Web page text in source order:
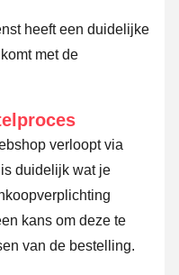
heeft een duidelijke
met de
verloopt via
duidelijk wat je
kans om deze te
van de bestelling.